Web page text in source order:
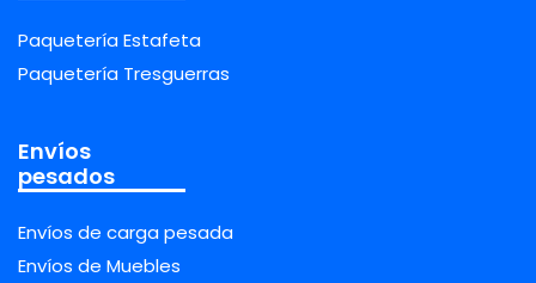
Paquetería Estafeta
Paquetería Tresguerras
Envíos
pesados
Envíos de carga pesada
Envíos de Muebles